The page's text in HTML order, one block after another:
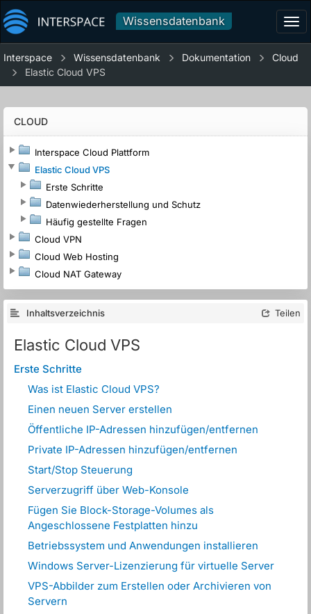
Wissensdatenbank
Interspace Wissensdatenbank Dokumentation
Cloud
Elastic Cloud VPS
CLOUD
Interspace Cloud Plattform
Elastic Cloud VPS
Erste Schritte
Datenwiederherstellung und Schutz
Häufig gestellte Fragen
Cloud VPN
Cloud Web Hosting
Cloud NAT Gateway
Inhaltsverzeichnis Teilen
Elastic Cloud VPS
Erste Schritte
Was ist Elastic Cloud VPS?
Einen neuen Server erstellen
Öffentliche IP-Adressen hinzufügen/entfernen
Private IP-Adressen hinzufügen/entfernen
Start/Stop Steuerung
Serverzugriff über Web-Konsole
Fügen Sie Block-Storage-Volumes als
Angeschlossene Festplatten hinzu
Betriebssystem und Anwendungen installieren
Windows Server-Lizenzierung für virtuelle Server
VPS-Abbilder zum Erstellen oder Archivieren von
Servern